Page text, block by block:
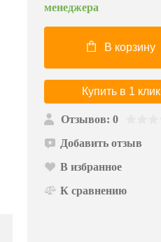
менеджера
В корзину
Купить в 1 клик
Отзывов: 0
Добавить отзыв
В избранное
К сравнению